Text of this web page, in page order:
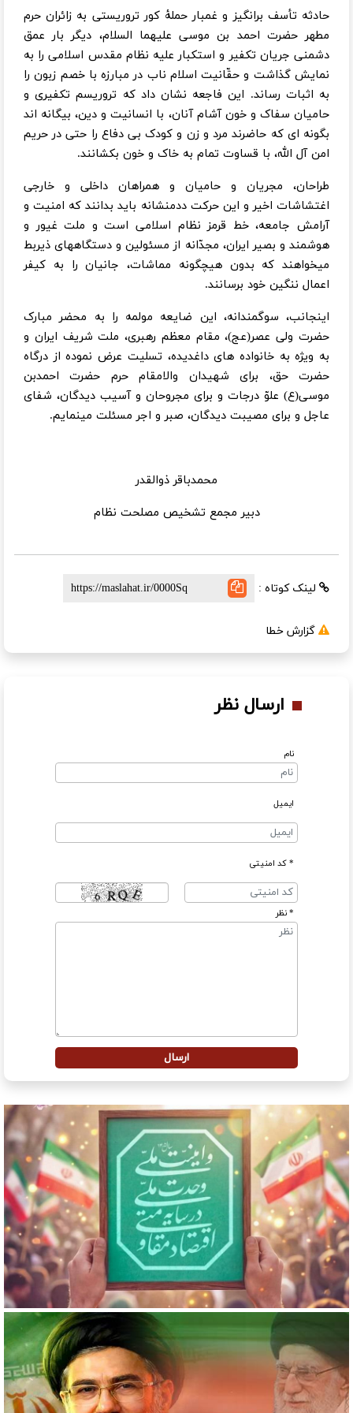
حادثه تأسف برانگیز و غمبار حملۀ کور تروریستی به زائران حرم
مطهر حضرت احمد بن موسی علیهما السلام، دیگر بار عمق
دشمنی جریان تکفیر و استکبار علیه نظام مقدس اسلامی را به
نمایش گذاشت و حقّانیت اسلام ناب در مبارزه با خصم زبون را
به اثبات ­رساند. این فاجعه نشان داد که تروریسم تکفیری و
حامیان سفاک و خون آشام آنان، با انسانیت و دین، بیگانه ­اند
بگونه ­ای که حاضرند مرد و زن و کودک بی دفاع را حتی در حریم
امن آل الله، با قساوت تمام به خاک و خون بکشانند.
طراحان، مجریان و حامیان و همراهان داخلی و خارجی
اغتشاشات اخیر و این حرکت ددمنشانه باید بدانند که امنیت و
آرامش جامعه، خط قرمز نظام اسلامی است و ملت غیور و
هوشمند و بصیر ایران، مجدّانه از مسئولین و دستگاه­های ذیربط
می­خواهند که بدون هیچگونه مماشات، جانیان را به کیفر
اعمال ننگین خود برسانند.
اینجانب، سوگمندانه، این ضایعه مولمه را به محضر مبارک
حضرت ولی عصر(عج)، مقام معظم رهبری، ملت شریف ایران و
به ویژه به خانواده­ های داغدیده، تسلیت عرض نموده از درگاه
حضرت حق، برای شهیدان والامقام حرم حضرت احمدبن
موسی(ع) علوّ درجات و برای مجروحان و آسیب دیدگان، شفای
عاجل و برای مصیبت دیدگان، صبر و اجر مسئلت می­نمایم.
محمدباقر ذوالقدر
دبیر مجمع تشخیص مصلحت نظام
لینک کوتاه :
گزارش خطا
ارسال نظر
نام
ایمیل
* کد امنیتی
* نظر